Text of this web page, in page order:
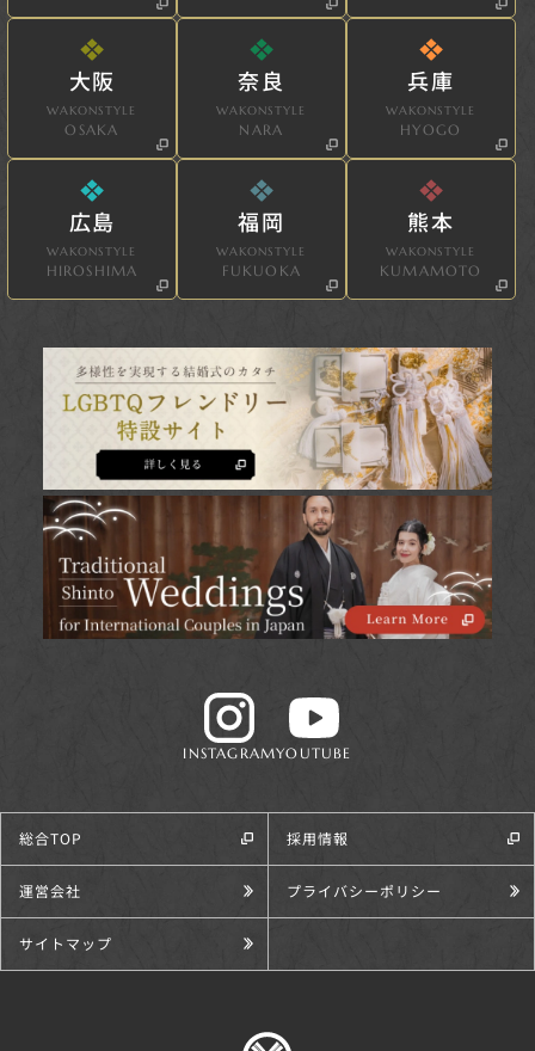
大阪
WAKONSTYLE
OSAKA
奈良
WAKONSTYLE
NARA
兵庫
WAKONSTYLE
HYOGO
広島
WAKONSTYLE
HIROSHIMA
福岡
WAKONSTYLE
FUKUOKA
熊本
WAKONSTYLE
KUMAMOTO
INSTAGRAMYOUTUBE
総合TOP 採用情報
運営会社 プライバシーポリシー
サイトマップ